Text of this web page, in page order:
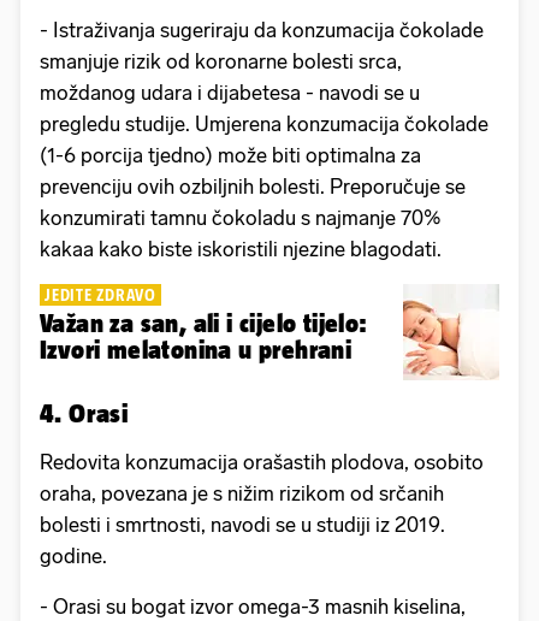
- Istraživanja sugeriraju da konzumacija čokolade
smanjuje rizik od koronarne bolesti srca,
moždanog udara i dijabetesa - navodi se u
pregledu studije. Umjerena konzumacija čokolade
(1-6 porcija tjedno) može biti optimalna za
prevenciju ovih ozbiljnih bolesti. Preporučuje se
konzumirati tamnu čokoladu s najmanje 70%
kakaa kako biste iskoristili njezine blagodati.
JEDITE ZDRAVO
Važan za san, ali i cijelo tijelo:
Izvori melatonina u prehrani
4. Orasi
Redovita konzumacija orašastih plodova, osobito
oraha, povezana je s nižim rizikom od srčanih
bolesti i smrtnosti, navodi se u studiji iz 2019.
godine.
- Orasi su bogat izvor omega-3 masnih kiselina,